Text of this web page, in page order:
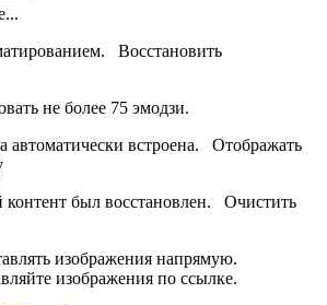
Восстановить
не более 75 эмодзи.
автоматически встроена. Отображать
был восстановлен. Очистить
изображения напрямую.
изображения по ссылке.